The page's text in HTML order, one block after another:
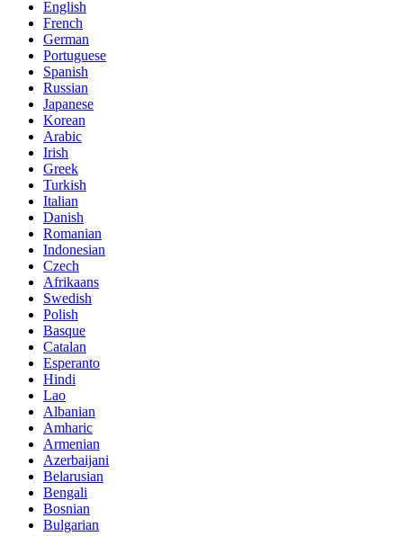
English
French
German
Portuguese
Spanish
Russian
Japanese
Korean
Arabic
Irish
Greek
Turkish
Italian
Danish
Romanian
Indonesian
Czech
Afrikaans
Swedish
Polish
Basque
Catalan
Esperanto
Hindi
Lao
Albanian
Amharic
Armenian
Azerbaijani
Belarusian
Bengali
Bosnian
Bulgarian